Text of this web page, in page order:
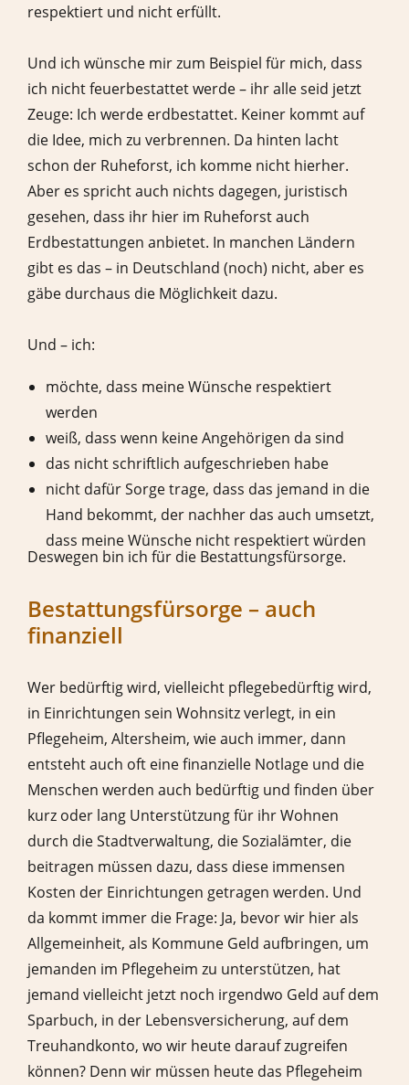
respektiert und nicht erfüllt.
Und ich wünsche mir zum Beispiel für mich, dass
ich nicht feuerbestattet werde – ihr alle seid jetzt
Zeuge: Ich werde erdbestattet. Keiner kommt auf
die Idee, mich zu verbrennen. Da hinten lacht
schon der Ruheforst, ich komme nicht hierher.
Aber es spricht auch nichts dagegen, juristisch
gesehen, dass ihr hier im Ruheforst auch
Erdbestattungen anbietet. In manchen Ländern
gibt es das – in Deutschland (noch) nicht, aber es
gäbe durchaus die Möglichkeit dazu.
Und – ich:
möchte, dass meine Wünsche respektiert
werden
weiß, dass wenn keine Angehörigen da sind
das nicht schriftlich aufgeschrieben habe
nicht dafür Sorge trage, dass das jemand in die
Hand bekommt, der nachher das auch umsetzt,
dass meine Wünsche nicht respektiert würden
Deswegen bin ich für die Bestattungsfürsorge.
Bestattungsfürsorge – auch
finanziell
Wer bedürftig wird, vielleicht pflegebedürftig wird,
in Einrichtungen sein Wohnsitz verlegt, in ein
Pflegeheim, Altersheim, wie auch immer, dann
entsteht auch oft eine finanzielle Notlage und die
Menschen werden auch bedürftig und finden über
kurz oder lang Unterstützung für ihr Wohnen
durch die Stadtverwaltung, die Sozialämter, die
beitragen müssen dazu, dass diese immensen
Kosten der Einrichtungen getragen werden. Und
da kommt immer die Frage: Ja, bevor wir hier als
Allgemeinheit, als Kommune Geld aufbringen, um
jemanden im Pflegeheim zu unterstützen, hat
jemand vielleicht jetzt noch irgendwo Geld auf dem
Sparbuch, in der Lebensversicherung, auf dem
Treuhandkonto, wo wir heute darauf zugreifen
können? Denn wir müssen heute das Pflegeheim